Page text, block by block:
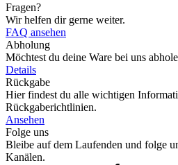
Fragen?
Wir helfen dir gerne weiter.
FAQ ansehen
Abholung
Möchtest du deine Ware bei uns
Details
Rückgabe
Hier findest du alle wichtigen
Rückgaberichtlinien.
Ansehen
Folge uns
Bleibe auf dem Laufenden und folge
Kanälen.